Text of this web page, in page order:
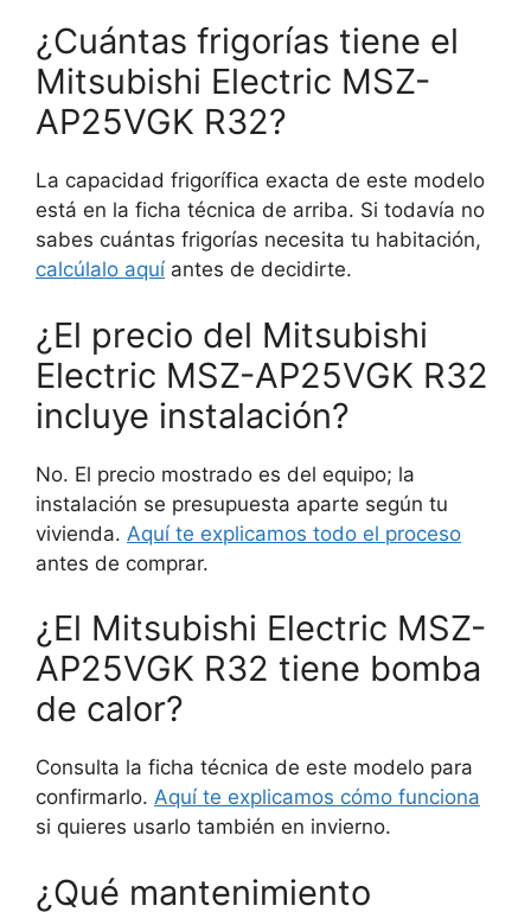
¿Cuántas frigorías tiene el
Mitsubishi Electric MSZ-
AP25VGK R32?
La capacidad frigorífica exacta de este modelo
está en la ficha técnica de arriba. Si todavía no
sabes cuántas frigorías necesita tu habitación,
calcúlalo aquí antes de decidirte.
¿El precio del Mitsubishi
Electric MSZ-AP25VGK R32
incluye instalación?
No. El precio mostrado es del equipo; la
instalación se presupuesta aparte según tu
vivienda. Aquí te explicamos todo el proceso
antes de comprar.
¿El Mitsubishi Electric MSZ-
AP25VGK R32 tiene bomba
de calor?
Consulta la ficha técnica de este modelo para
confirmarlo. Aquí te explicamos cómo funciona
si quieres usarlo también en invierno.
¿Qué mantenimiento